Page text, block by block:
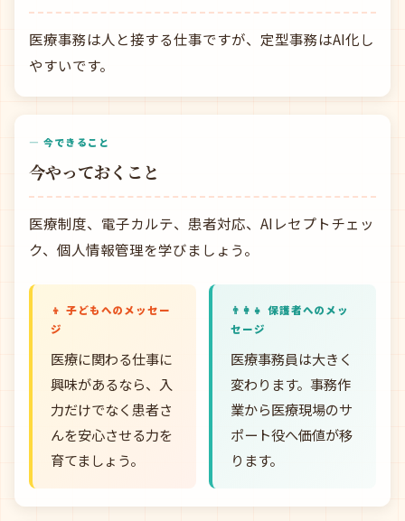
医療事務は人と接する仕事ですが、定型事務はAI化し
やすいです。
— 今できること
今やっておくこと
医療制度、電子カルテ、患者対応、AIレセプトチェッ
ク、個人情報管理を学びましょう。
👦 子どもへのメッセー
ジ
医療に関わる仕事に
興味があるなら、入
力だけでなく患者さ
んを安心させる力を
育てましょう。
👨‍👩‍👧 保護者へのメッ
セージ
医療事務員は大きく
変わります。事務作
業から医療現場のサ
ポート役へ価値が移
ります。